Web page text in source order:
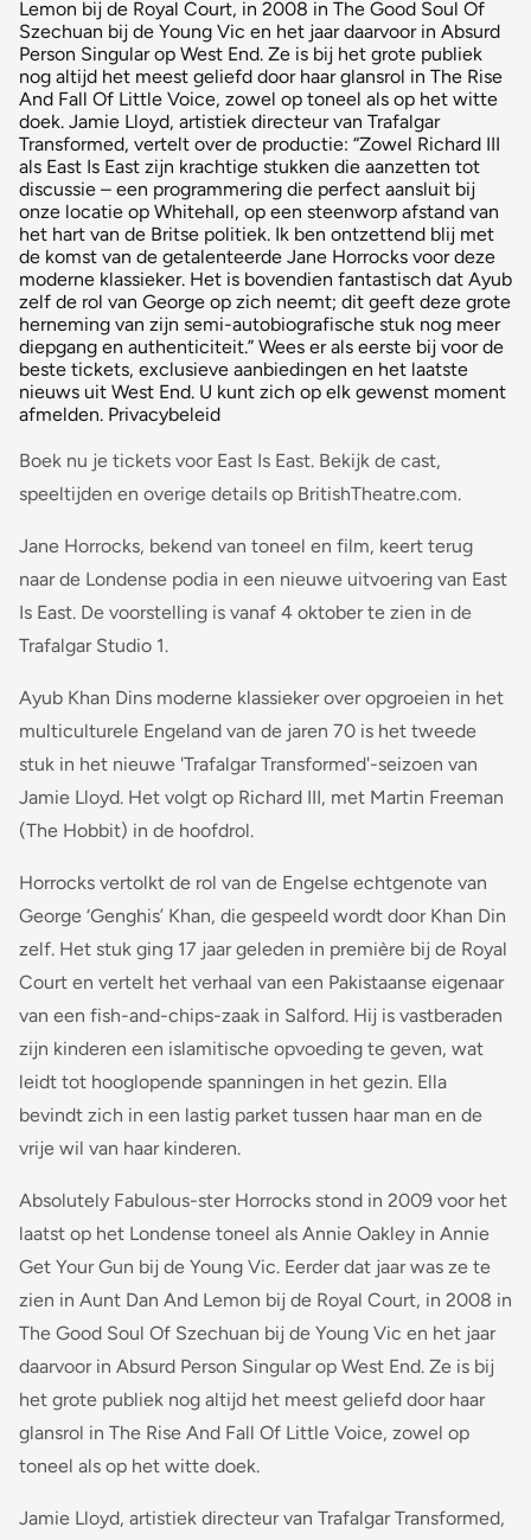
Lemon bij de Royal Court, in 2008 in The Good Soul Of
Szechuan bij de Young Vic en het jaar daarvoor in Absurd
Person Singular op West End. Ze is bij het grote publiek
nog altijd het meest geliefd door haar glansrol in The Rise
And Fall Of Little Voice, zowel op toneel als op het witte
doek. Jamie Lloyd, artistiek directeur van Trafalgar
Transformed, vertelt over de productie: “Zowel Richard III
als East Is East zijn krachtige stukken die aanzetten tot
discussie – een programmering die perfect aansluit bij
onze locatie op Whitehall, op een steenworp afstand van
het hart van de Britse politiek. Ik ben ontzettend blij met
de komst van de getalenteerde Jane Horrocks voor deze
moderne klassieker. Het is bovendien fantastisch dat Ayub
zelf de rol van George op zich neemt; dit geeft deze grote
herneming van zijn semi-autobiografische stuk nog meer
diepgang en authenticiteit.” Wees er als eerste bij voor de
beste tickets, exclusieve aanbiedingen en het laatste
nieuws uit West End. U kunt zich op elk gewenst moment
afmelden. Privacybeleid
Boek nu je tickets voor East Is East. Bekijk de cast,
speeltijden en overige details op BritishTheatre.com.
Jane Horrocks, bekend van toneel en film, keert terug
naar de Londense podia in een nieuwe uitvoering van East
Is East. De voorstelling is vanaf 4 oktober te zien in de
Trafalgar Studio 1.
Ayub Khan Dins moderne klassieker over opgroeien in het
multiculturele Engeland van de jaren 70 is het tweede
stuk in het nieuwe 'Trafalgar Transformed'-seizoen van
Jamie Lloyd. Het volgt op Richard III, met Martin Freeman
(The Hobbit) in de hoofdrol.
Horrocks vertolkt de rol van de Engelse echtgenote van
George ‘Genghis’ Khan, die gespeeld wordt door Khan Din
zelf. Het stuk ging 17 jaar geleden in première bij de Royal
Court en vertelt het verhaal van een Pakistaanse eigenaar
van een fish-and-chips-zaak in Salford. Hij is vastberaden
zijn kinderen een islamitische opvoeding te geven, wat
leidt tot hooglopende spanningen in het gezin. Ella
bevindt zich in een lastig parket tussen haar man en de
vrije wil van haar kinderen.
Absolutely Fabulous-ster Horrocks stond in 2009 voor het
laatst op het Londense toneel als Annie Oakley in Annie
Get Your Gun bij de Young Vic. Eerder dat jaar was ze te
zien in Aunt Dan And Lemon bij de Royal Court, in 2008 in
The Good Soul Of Szechuan bij de Young Vic en het jaar
daarvoor in Absurd Person Singular op West End. Ze is bij
het grote publiek nog altijd het meest geliefd door haar
glansrol in The Rise And Fall Of Little Voice, zowel op
toneel als op het witte doek.
Jamie Lloyd, artistiek directeur van Trafalgar Transformed,